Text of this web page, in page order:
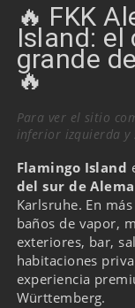
🔥 FKK
Island:
grande
🔥
Para ver el sitio
inferior izquierda y
Flamingo Island
del sur de
Karlsruhe. En
baños de vapor,
exteriores, bar,
habitaciones
experiencia
Württemberg.